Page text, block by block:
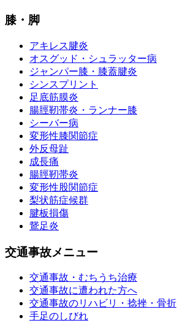
膝・脚
アキレス腱炎
オスグッド・シュラッター病
ジャンパー膝・膝蓋腱炎
シンスプリント
足底筋膜炎
腸脛靭帯炎・ランナー膝
シーバー病
変形性膝関節症
外反母趾
成長痛
腸脛靭帯炎
変形性股関節症
梨状筋症候群
腱板損傷
鵞足炎
交通事故メニュー
交通事故・むちうち治療
交通事故に遭われた方へ
交通事故のリハビリ・捻挫・骨折
手足のしびれ